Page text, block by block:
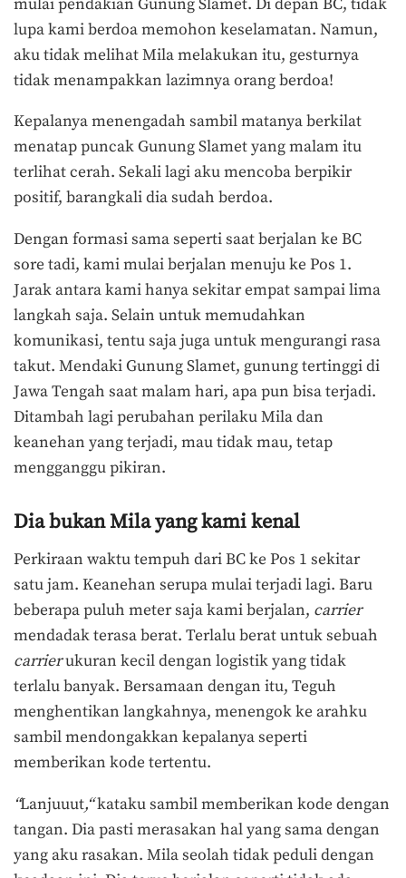
mulai pendakian Gunung Slamet. Di depan BC, tidak
lupa kami berdoa memohon keselamatan. Namun,
aku tidak melihat Mila melakukan itu, gesturnya
tidak menampakkan lazimnya orang berdoa!
Kepalanya menengadah sambil matanya berkilat
menatap puncak Gunung Slamet yang malam itu
terlihat cerah. Sekali lagi aku mencoba berpikir
positif, barangkali dia sudah berdoa.
Dengan formasi sama seperti saat berjalan ke BC
sore tadi, kami mulai berjalan menuju ke Pos 1.
Jarak antara kami hanya sekitar empat sampai lima
langkah saja. Selain untuk memudahkan
komunikasi, tentu saja juga untuk mengurangi rasa
takut. Mendaki Gunung Slamet, gunung tertinggi di
Jawa Tengah saat malam hari, apa pun bisa terjadi.
Ditambah lagi perubahan perilaku Mila dan
keanehan yang terjadi, mau tidak mau, tetap
mengganggu pikiran.
Dia bukan Mila yang kami kenal
Perkiraan waktu tempuh dari BC ke Pos 1 sekitar
satu jam. Keanehan serupa mulai terjadi lagi. Baru
beberapa puluh meter saja kami berjalan, carrier
mendadak terasa berat. Terlalu berat untuk sebuah
carrierukuran kecil dengan logistik yang tidak
terlalu banyak. Bersamaan dengan itu, Teguh
menghentikan langkahnya, menengok ke arahku
sambil mendongakkan kepalanya seperti
memberikan kode tertentu.
“Lanjuuut,“kataku sambil memberikan kode dengan
tangan. Dia pasti merasakan hal yang sama dengan
yang aku rasakan. Mila seolah tidak peduli dengan